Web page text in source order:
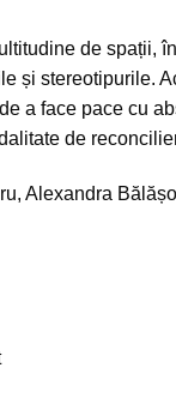
de spații,
și stereotipurile.
a face pace cu
de
Alexandra